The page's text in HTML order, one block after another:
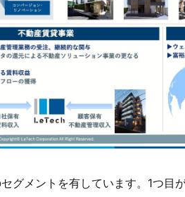
グメントを有しています。1つ目